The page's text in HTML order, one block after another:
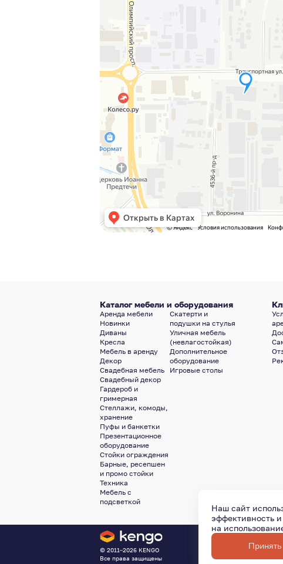
Наш сайт
эффективность
на
Принять
Каталог мебели и оборудования
Аренда мебели
Новинки
Диваны
Кресла
Мебель в аренду
Декор
Свадебная мебель
Свадебный декор
Гардероб и
гримерная
Стеллажи, комоды,
хранение
Пуфы и банкетки
Презентационное
оборудование
Стойки ограждения
Барные, ресепшен
и промо стойки
Техника
Мебель с
подсветкой
Скатерти и
подушки на стулья
Уличная мебель
(невлагостойкая)
Дополнительное
оборудование
Игровые столы
Политика
© 2011–2026 KENGO
Все права защищены